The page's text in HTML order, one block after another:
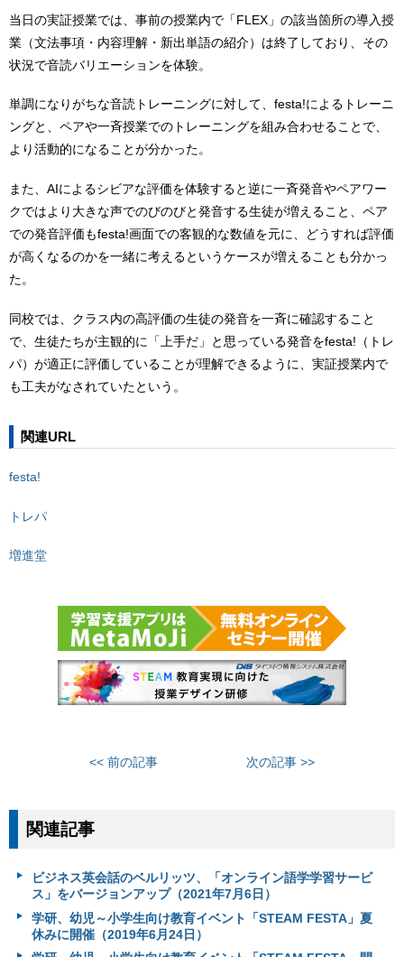
当日の実証授業では、事前の授業内で「FLEX」の該当箇所の導入授
業（文法事項・内容理解・新出単語の紹介）は終了しており、その
状況で音読バリエーションを体験。
単調になりがちな音読トレーニングに対して、festa!によるトレーニ
ングと、ペアや一斉授業でのトレーニングを組み合わせることで、
より活動的になることが分かった。
また、AIによるシビアな評価を体験すると逆に一斉発音やペアワー
クではより大きな声でのびのびと発音する生徒が増えること、ペア
での発音評価もfesta!画面での客観的な数値を元に、どうすれば評価
が高くなるのかを一緒に考えるというケースが増えることも分かっ
た。
同校では、クラス内の高評価の生徒の発音を一斉に確認すること
で、生徒たちが主観的に「上手だ」と思っている発音をfesta!（トレ
パ）が適正に評価していることが理解できるように、実証授業内で
も工夫がなされていたという。
関連URL
festa!
トレパ
増進堂
<< 前の記事 次の記事 >>
関連記事
ビジネス英会話のベルリッツ、「オンライン語学学習サービ
ス」をバージョンアップ（2021年7月6日）
学研、幼児～小学生向け教育イベント「STEAM FESTA」夏
休みに開催（2019年6月24日）